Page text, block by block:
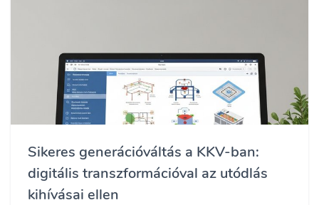
Sikeres generációváltás a KKV-ban:
digitális transzformációval az utódlás
kihívásai ellen